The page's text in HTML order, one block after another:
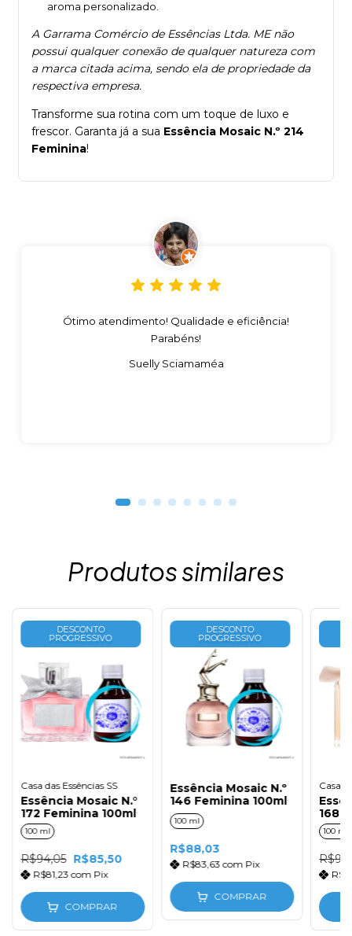
aroma personalizado.
A Garrama Comércio de Essências Ltda. ME não
possui qualquer conexão de qualquer natureza com
a marca citada acima, sendo ela de propriedade da
respectiva empresa.
Transforme sua rotina com um toque de luxo e
frescor. Garanta já a sua Essência Mosaic N.º 214
Feminina!
Ótimo atendimento! Qualidade e eficiência!
Parabéns!
Suelly Sciamaméa
Produtos similares
DESCONTO
PROGRESSIVO
Casa das Essências SS
Essência Mosaic N.°
172 Feminina 100ml
100 ml
R$94,05 R$85,50
R$81,23 com Pix
COMPRAR
DESCONTO
PROGRESSIVO
Essência Mosaic N.º
146 Feminina 100ml
100 ml
R$88,03
R$83,63com Pix
COMPRAR
Casa
168
100 ml